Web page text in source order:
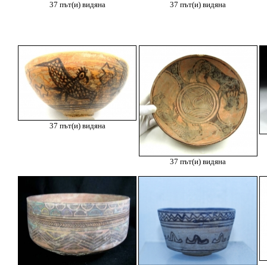
37 път(и) видяна 37 път(и) видяна
37 път(и) видяна
37 път(и) видяна